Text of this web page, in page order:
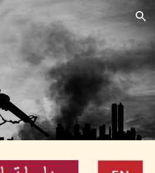
Skip to navigation